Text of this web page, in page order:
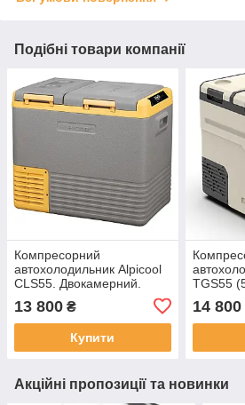
Подібні товари компанії
Компресорний
автохолодильник Alpicool
CLS55. Двокамерний.
живлення 12, 24, 220
вольт
13 800 ₴
Купити
TGS55
(12, 24,
14 800
Акційні пропозиції та новинки